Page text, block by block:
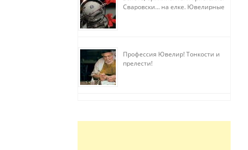
Сваровски… на елке. Ювелирные
Профессия Ювелир! Тонкости и
прелести!